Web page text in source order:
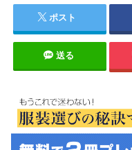
ポスト
送る